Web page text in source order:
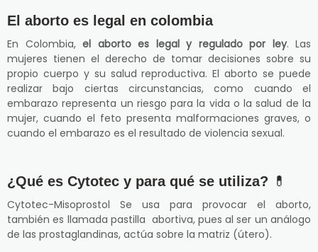
El aborto es legal en colombia
En Colombia, el aborto es legal y regulado por ley. Las
mujeres tienen el derecho de tomar decisiones sobre su
propio cuerpo y su salud reproductiva. El aborto se puede
realizar bajo ciertas circunstancias, como cuando el
embarazo representa un riesgo para la vida o la salud de la
mujer, cuando el feto presenta malformaciones graves, o
cuando el embarazo es el resultado de violencia sexual.
¿Qué es Cytotec y para qué se utiliza? 💊
Cytotec-Misoprostol Se usa para provocar el aborto,
también es llamada pastilla abortiva, pues al ser un análogo
de las prostaglandinas, actúa sobre la matriz (útero).